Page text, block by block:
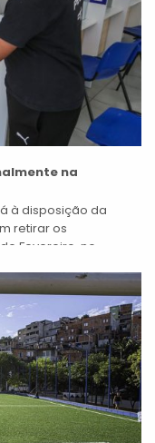
na
à disposição da
retirar os
Fevereiro, no